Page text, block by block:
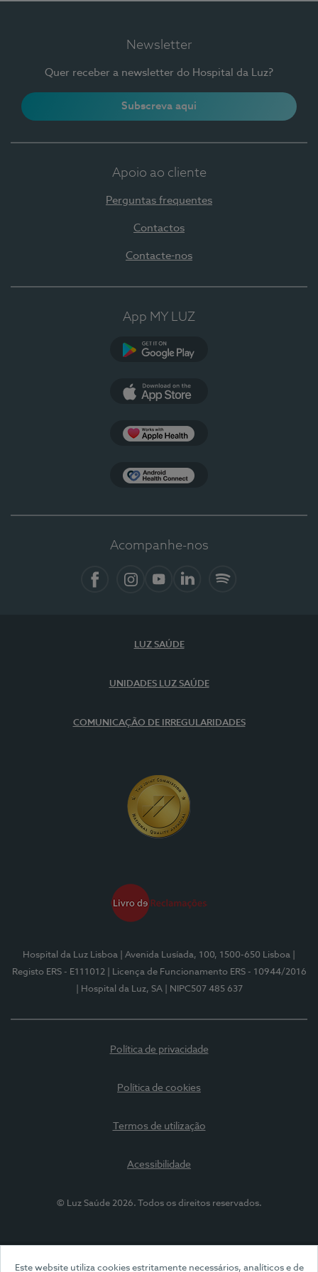
Este website utiliza cookies estritamente necessários, analíticos e de
Newsletter
Quer receber a newsletter do Hospital da Luz?
Subscreva aqui
Apoio ao cliente
Perguntas frequentes
Contactos
Contacte-nos
App MY LUZ
Acompanhe-nos
LUZ SAÚDE
UNIDADES LUZ SAÚDE
COMUNICAÇÃO DE IRREGULARIDADES
Hospital da Luz Lisboa | Avenida Lusíada, 100, 1500-650 Lisboa
Registo ERS - E111012
| Licença de Funcionamento ERS - 10944/2016
| Hospital da Luz, SA
| NIPC507 485 637
Política de privacidade
Política de cookies
Termos de utilização
Acessibilidade
© Luz Saúde 2026. Todos os direitos reservados.